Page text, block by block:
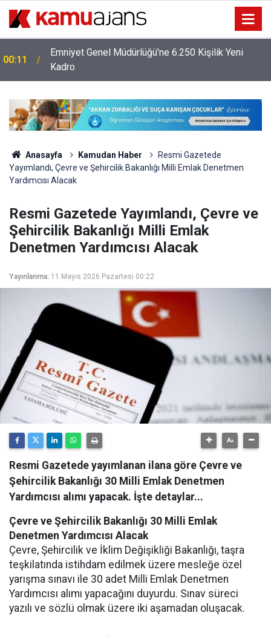
00:11
Emniyet Genel Müdürlüğü'ne 6.250 Kişilik Yeni
Kadro
Anasayfa Kamudan Haber
Resmi Gazetede
Yayımlandı, Çevre ve Şehircilik Bakanlığı Milli Emlak Denetmen
Yardımcısı Alacak
Resmi Gazetede Yayımlandı, Çevre ve
Şehircilik Bakanlığı Milli Emlak
Denetmen Yardımcısı Alacak
Yayınlanma: 11 Mayıs 2026 Pazartesi 00:22
Resmi Gazetede yayımlanan ilana göre Çevre ve
Şehircilik Bakanlığı 30 Milli Emlak Denetmen
Yardımcısı alımı yapacak. İşte detaylar...
Çevre ve Şehircilik Bakanlığı 30 Milli Emlak
Denetmen Yardımcısı Alacak
Çevre, Şehircilik ve İklim Değişikliği Bakanlığı, taşra
teşkilatında istihdam edilmek üzere mesleğe özel
yarışma sınavı ile 30 adet Milli Emlak Denetmen
Yardımcısı alımı yapacağını duyurdu. Sınav süreci
yazılı ve sözlü olmak üzere iki aşamadan oluşacak.